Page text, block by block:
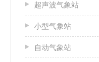
超声波气象站
小型气象站
自动气象站